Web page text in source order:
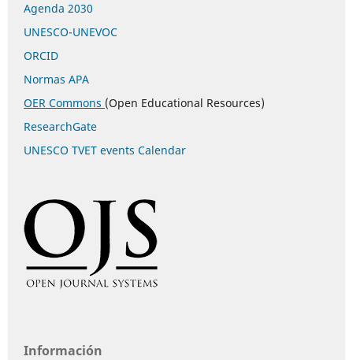
Agenda 2030
UNESCO-UNEVOC
ORCID
Normas APA
OER Commons (Open Educational Resources)
ResearchGate
UNESCO TVET events Calendar
Información